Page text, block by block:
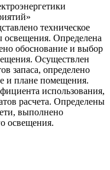
техническое
освещения. Определена
обоснование и выбор
Осуществлен
запаса, определено
и плане помещения.
использования,
расчета. Определены
выполнено
освещения.